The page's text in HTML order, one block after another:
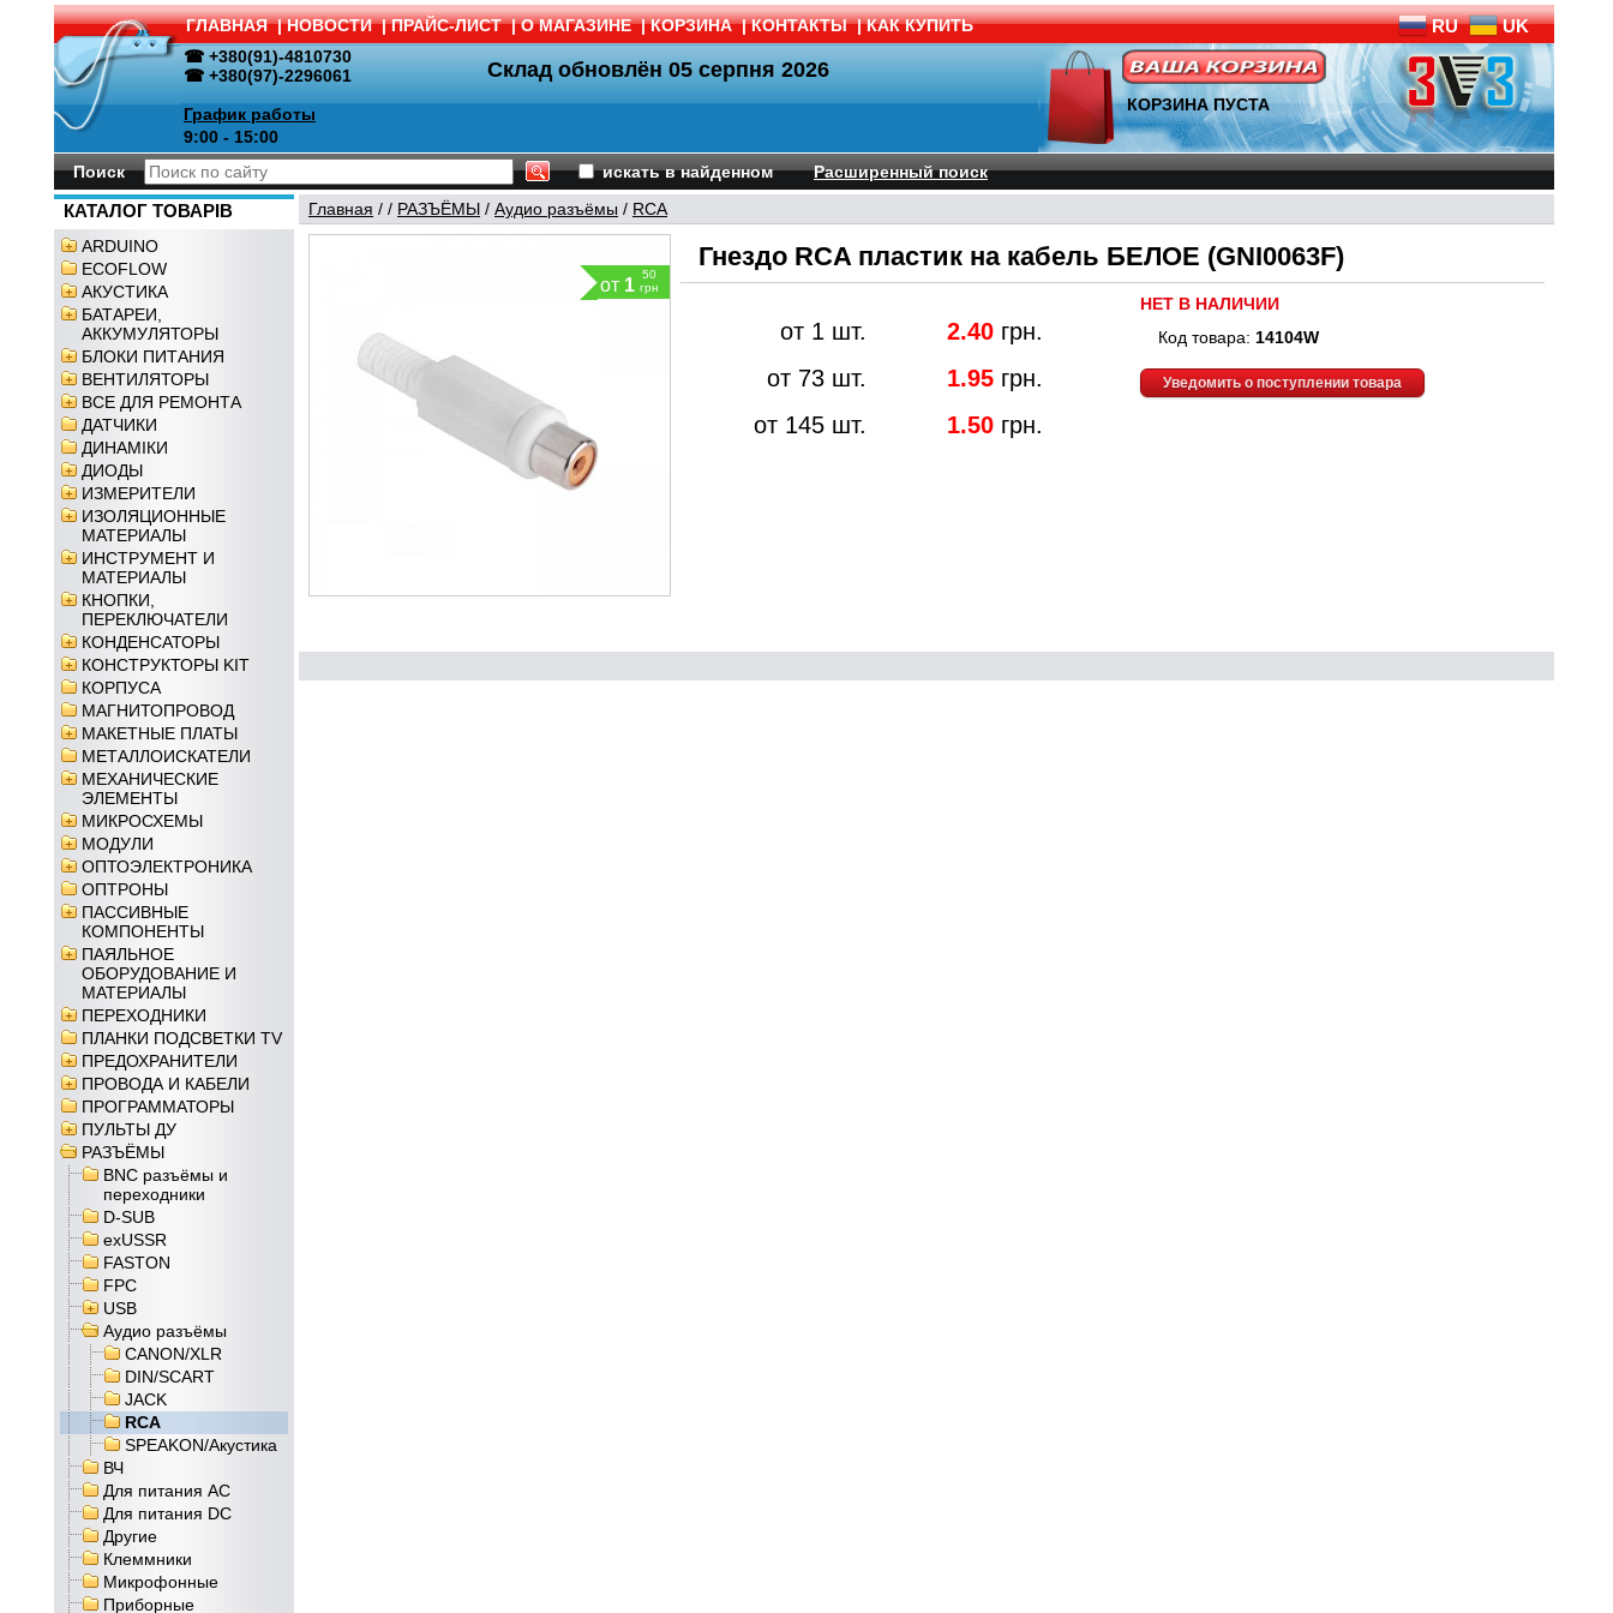
ГЛАВНАЯ | НОВОСТИ | ПРАЙС-ЛИСТ | О МАГАЗИНЕ | КОРЗИНА | КОНТАКТЫ | КАК КУПИТЬ RU UK
☎ +380(91)-4810730
☎ +380(97)-2296061
График работы
9:00 - 15:00
Склад обновлён 05 серпня 2026
КОРЗИНА ПУСТА
Поиск искать в найденном Расширенный поиск
КАТАЛОГ ТОВАРІВ
ARDUINO
ECOFLOW
АКУСТИКА
БАТАРЕИ,
АККУМУЛЯТОРЫ
БЛОКИ ПИТАНИЯ
ВЕНТИЛЯТОРЫ
ВСЕ ДЛЯ РЕМОНТА
ДАТЧИКИ
ДИНАМІКИ
ДИОДЫ
ИЗМЕРИТЕЛИ
ИЗОЛЯЦИОННЫЕ
МАТЕРИАЛЫ
ИНСТРУМЕНТ И
МАТЕРИАЛЫ
КНОПКИ,
ПЕРЕКЛЮЧАТЕЛИ
КОНДЕНСАТОРЫ
КОНСТРУКТОРЫ KIT
КОРПУСА
МАГНИТОПРОВОД
МАКЕТНЫЕ ПЛАТЫ
МЕТАЛЛОИСКАТЕЛИ
МЕХАНИЧЕСКИЕ
ЭЛЕМЕНТЫ
МИКРОСХЕМЫ
МОДУЛИ
ОПТОЭЛЕКТРОНИКА
ОПТРОНЫ
ПАССИВНЫЕ
КОМПОНЕНТЫ
ПАЯЛЬНОЕ
ОБОРУДОВАНИЕ И
МАТЕРИАЛЫ
ПЕРЕХОДНИКИ
ПЛАНКИ ПОДСВЕТКИ TV
ПРЕДОХРАНИТЕЛИ
ПРОВОДА И КАБЕЛИ
ПРОГРАММАТОРЫ
ПУЛЬТЫ ДУ
РАЗЪЁМЫ
BNC разъёмы и
переходники
D-SUB
exUSSR
FASTON
FPC
USB
Аудио разъёмы
CANON/XLR
DIN/SCART
JACK
RCA
SPEAKON/Акустика
ВЧ
Для питания AC
Для питания DC
Другие
Клеммники
Микрофонные
Приборные
Главная / / РАЗЪЁМЫ / Аудио разъёмы / RCA
от 1
50
грн
Гнездо RCA пластик на кабель БЕЛОЕ (GNI0063F)
от 1 шт. 2.40 грн.
от 73 шт.
1.95 грн.
от 145 шт.
1.50 грн.
НЕТ В НАЛИЧИИ
Код товара: 14104W
Уведомить о поступлении товара